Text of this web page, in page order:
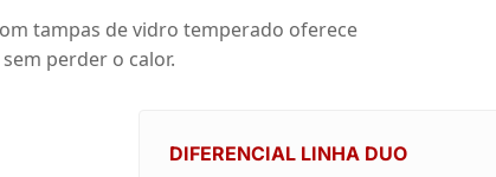
tampas de vidro temperado oferece
perder o calor.
DIFERENCIAL LINHA DUO